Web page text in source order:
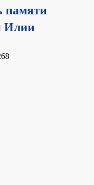
памяти
Илии